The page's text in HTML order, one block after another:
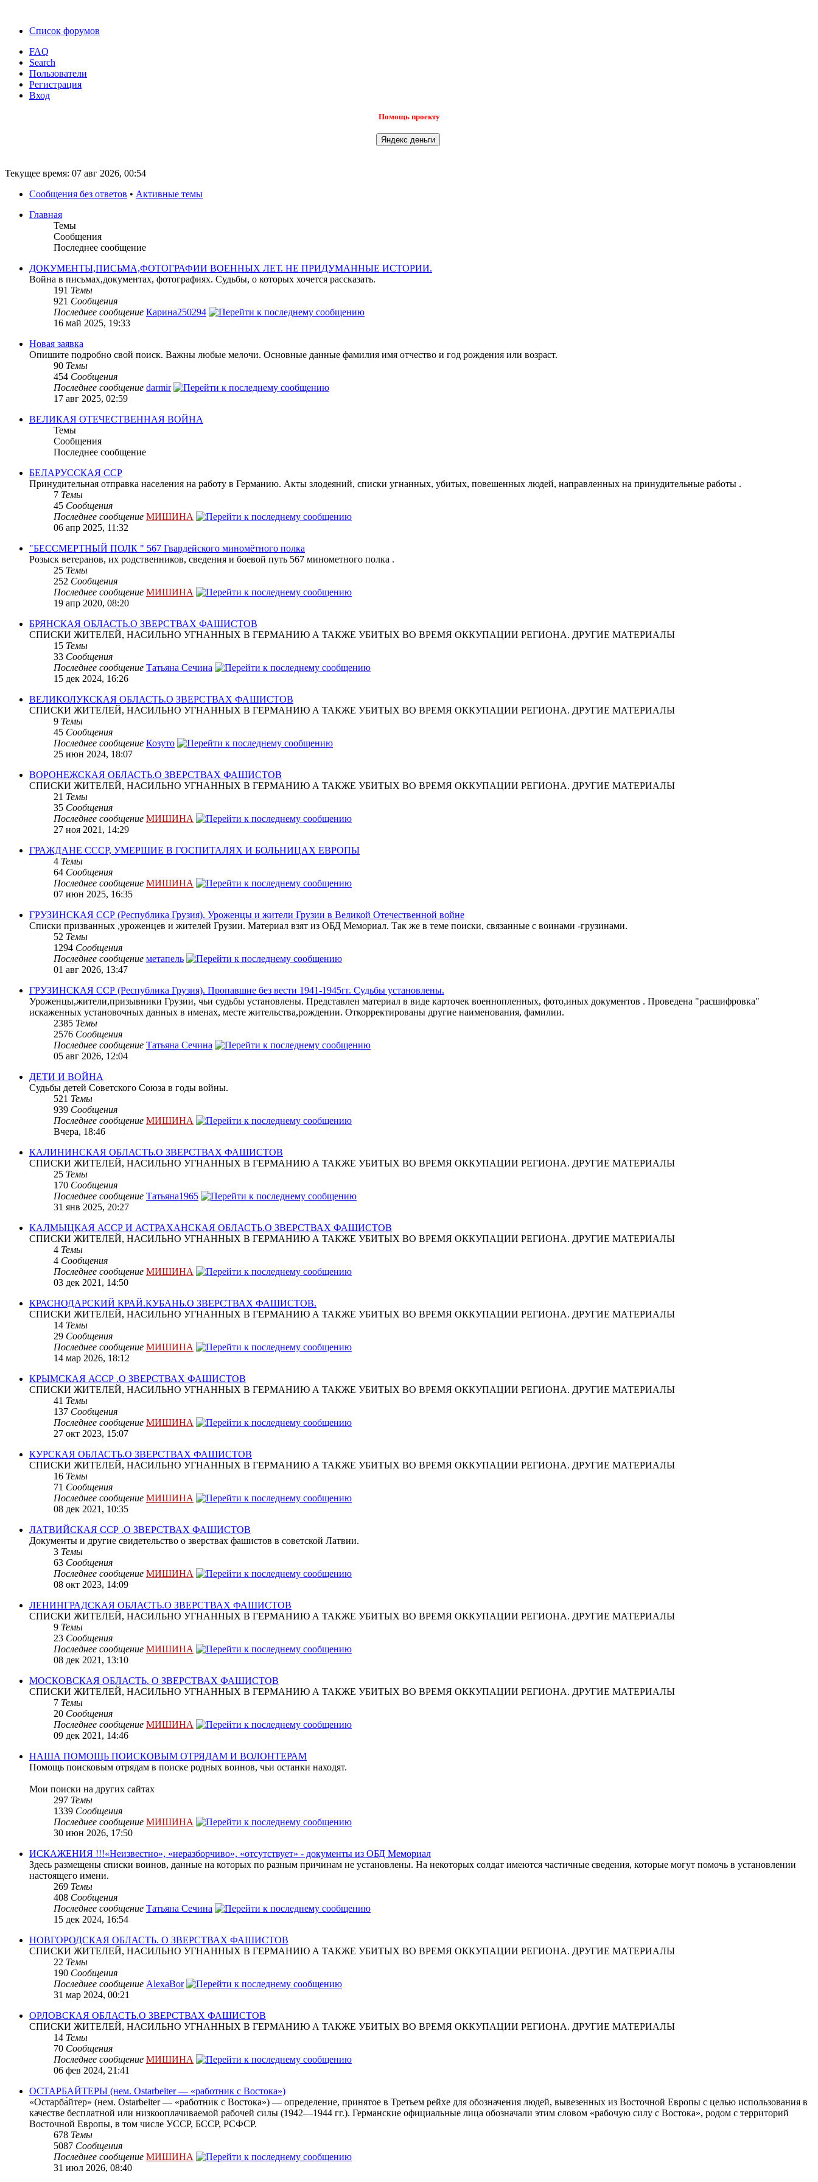
Список форумов
FAQ
Search
Пользователи
Регистрация
Вход
Помощь проекту
Текущее время: 07 авг 2026, 00:54
Сообщения без ответов • Активные темы
Главная
Темы
Сообщения
Последнее сообщение
ДОКУМЕНТЫ,ПИСЬМА,ФОТОГРАФИИ ВОЕННЫХ ЛЕТ. НЕ ПРИДУМАННЫЕ ИСТОРИИ.
Война в письмах,документах, фотографиях. Судьбы, о которых хочется рассказать.
191 Темы
921 Сообщения
Последнее сообщение Карина250294
16 май 2025, 19:33
Новая заявка
Опишите подробно свой поиск. Важны любые мелочи. Основные данные фамилия имя отчество и год рождения или возраст.
90 Темы
454 Сообщения
Последнее сообщение darmir
17 авг 2025, 02:59
ВЕЛИКАЯ ОТЕЧЕСТВЕННАЯ ВОЙНА
Темы
Сообщения
Последнее сообщение
БЕЛАРУССКАЯ ССР
Принудительная отправка населения на работу в Германию. Акты злодеяний, списки угнанных, убитых, повешенных людей, направленных на принудительные работы .
7 Темы
45 Сообщения
Последнее сообщение МИШИНА
06 апр 2025, 11:32
"БЕССМЕРТНЫЙ ПОЛК " 567 Гвардейского миномётного полка
Розыск ветеранов, их родственников, сведения и боевой путь 567 минометного полка .
25 Темы
252 Сообщения
Последнее сообщение МИШИНА
19 апр 2020, 08:20
БРЯНСКАЯ ОБЛАСТЬ.О ЗВЕРСТВАХ ФАШИСТОВ
СПИСКИ ЖИТЕЛЕЙ, НАСИЛЬНО УГНАННЫХ В ГЕРМАНИЮ А ТАКЖЕ УБИТЫХ ВО ВРЕМЯ ОККУПАЦИИ РЕГИОНА. ДРУГИЕ МАТЕРИАЛЫ
15 Темы
33 Сообщения
Последнее сообщение Татьяна Сечина
15 дек 2024, 16:26
ВЕЛИКОЛУКСКАЯ ОБЛАСТЬ.О ЗВЕРСТВАХ ФАШИСТОВ
СПИСКИ ЖИТЕЛЕЙ, НАСИЛЬНО УГНАННЫХ В ГЕРМАНИЮ А ТАКЖЕ УБИТЫХ ВО ВРЕМЯ ОККУПАЦИИ РЕГИОНА. ДРУГИЕ МАТЕРИАЛЫ
9 Темы
45 Сообщения
Последнее сообщение Козуто
25 июн 2024, 18:07
ВОРОНЕЖСКАЯ ОБЛАСТЬ.О ЗВЕРСТВАХ ФАШИСТОВ
СПИСКИ ЖИТЕЛЕЙ, НАСИЛЬНО УГНАННЫХ В ГЕРМАНИЮ А ТАКЖЕ УБИТЫХ ВО ВРЕМЯ ОККУПАЦИИ РЕГИОНА. ДРУГИЕ МАТЕРИАЛЫ
21 Темы
35 Сообщения
Последнее сообщение МИШИНА
27 ноя 2021, 14:29
ГРАЖДАНЕ СССР, УМЕРШИЕ В ГОСПИТАЛЯХ И БОЛЬНИЦАХ ЕВРОПЫ
4 Темы
64 Сообщения
Последнее сообщение МИШИНА
07 июн 2025, 16:35
ГРУЗИНСКАЯ ССР (Республика Грузия). Уроженцы и жители Грузии в Великой Отечественной войне
Списки призванных ,уроженцев и жителей Грузии. Материал взят из ОБД Мемориал. Так же в теме поиски, связанные с воинами -грузинами.
52 Темы
1294 Сообщения
Последнее сообщение метапель
01 авг 2026, 13:47
ГРУЗИНСКАЯ ССР (Республика Грузия). Пропавшие без вести 1941-1945гг. Судьбы установлены.
Уроженцы,жители,призывники Грузии, чьи судьбы установлены. Представлен материал в виде карточек военнопленных, фото,иных документов . Проведена "расшифровка"
искаженных установочных данных в именах, месте жительства,рождении. Откорректированы другие наименования, фамилии.
2385 Темы
2576 Сообщения
Последнее сообщение Татьяна Сечина
05 авг 2026, 12:04
ДЕТИ И ВОЙНА
Судьбы детей Советского Союза в годы войны.
521 Темы
939 Сообщения
Последнее сообщение МИШИНА
Вчера, 18:46
КАЛИНИНСКАЯ ОБЛАСТЬ.О ЗВЕРСТВАХ ФАШИСТОВ
СПИСКИ ЖИТЕЛЕЙ, НАСИЛЬНО УГНАННЫХ В ГЕРМАНИЮ А ТАКЖЕ УБИТЫХ ВО ВРЕМЯ ОККУПАЦИИ РЕГИОНА. ДРУГИЕ МАТЕРИАЛЫ
25 Темы
170 Сообщения
Последнее сообщение Татьяна1965
31 янв 2025, 20:27
КАЛМЫЦКАЯ АССР И АСТРАХАНСКАЯ ОБЛАСТЬ.О ЗВЕРСТВАХ ФАШИСТОВ
СПИСКИ ЖИТЕЛЕЙ, НАСИЛЬНО УГНАННЫХ В ГЕРМАНИЮ А ТАКЖЕ УБИТЫХ ВО ВРЕМЯ ОККУПАЦИИ РЕГИОНА. ДРУГИЕ МАТЕРИАЛЫ
4 Темы
4 Сообщения
Последнее сообщение МИШИНА
03 дек 2021, 14:50
КРАСНОДАРСКИЙ КРАЙ.КУБАНЬ.О ЗВЕРСТВАХ ФАШИСТОВ.
СПИСКИ ЖИТЕЛЕЙ, НАСИЛЬНО УГНАННЫХ В ГЕРМАНИЮ А ТАКЖЕ УБИТЫХ ВО ВРЕМЯ ОККУПАЦИИ РЕГИОНА. ДРУГИЕ МАТЕРИАЛЫ
14 Темы
29 Сообщения
Последнее сообщение МИШИНА
14 мар 2026, 18:12
КРЫМСКАЯ АССР .О ЗВЕРСТВАХ ФАШИСТОВ
СПИСКИ ЖИТЕЛЕЙ, НАСИЛЬНО УГНАННЫХ В ГЕРМАНИЮ А ТАКЖЕ УБИТЫХ ВО ВРЕМЯ ОККУПАЦИИ РЕГИОНА. ДРУГИЕ МАТЕРИАЛЫ
41 Темы
137 Сообщения
Последнее сообщение МИШИНА
27 окт 2023, 15:07
КУРСКАЯ ОБЛАСТЬ.О ЗВЕРСТВАХ ФАШИСТОВ
СПИСКИ ЖИТЕЛЕЙ, НАСИЛЬНО УГНАННЫХ В ГЕРМАНИЮ А ТАКЖЕ УБИТЫХ ВО ВРЕМЯ ОККУПАЦИИ РЕГИОНА. ДРУГИЕ МАТЕРИАЛЫ
16 Темы
71 Сообщения
Последнее сообщение МИШИНА
08 дек 2021, 10:35
ЛАТВИЙСКАЯ ССР .О ЗВЕРСТВАХ ФАШИСТОВ
Документы и другие свидетельство о зверствах фашистов в советской Латвии.
3 Темы
63 Сообщения
Последнее сообщение МИШИНА
08 окт 2023, 14:09
ЛЕНИНГРАДСКАЯ ОБЛАСТЬ.О ЗВЕРСТВАХ ФАШИСТОВ
СПИСКИ ЖИТЕЛЕЙ, НАСИЛЬНО УГНАННЫХ В ГЕРМАНИЮ А ТАКЖЕ УБИТЫХ ВО ВРЕМЯ ОККУПАЦИИ РЕГИОНА. ДРУГИЕ МАТЕРИАЛЫ
9 Темы
23 Сообщения
Последнее сообщение МИШИНА
08 дек 2021, 13:10
МОСКОВСКАЯ ОБЛАСТЬ. О ЗВЕРСТВАХ ФАШИСТОВ
СПИСКИ ЖИТЕЛЕЙ, НАСИЛЬНО УГНАННЫХ В ГЕРМАНИЮ А ТАКЖЕ УБИТЫХ ВО ВРЕМЯ ОККУПАЦИИ РЕГИОНА. ДРУГИЕ МАТЕРИАЛЫ
7 Темы
20 Сообщения
Последнее сообщение МИШИНА
09 дек 2021, 14:46
НАША ПОМОЩЬ ПОИСКОВЫМ ОТРЯДАМ И ВОЛОНТЕРАМ
Помощь поисковым отрядам в поиске родных воинов, чьи останки находят.
Мои поиски на других сайтах
297 Темы
1339 Сообщения
Последнее сообщение МИШИНА
30 июн 2026, 17:50
ИСКАЖЕНИЯ !!!«Неизвестно», «неразборчиво», «отсутствует» - документы из ОБД Мемориал
Здесь размещены списки воинов, данные на которых по разным причинам не установлены. На некоторых солдат имеются частичные сведения, которые могут помочь в установлении
настоящего имени.
269 Темы
408 Сообщения
Последнее сообщение Татьяна Сечина
15 дек 2024, 16:54
НОВГОРОДСКАЯ ОБЛАСТЬ. О ЗВЕРСТВАХ ФАШИСТОВ
СПИСКИ ЖИТЕЛЕЙ, НАСИЛЬНО УГНАННЫХ В ГЕРМАНИЮ А ТАКЖЕ УБИТЫХ ВО ВРЕМЯ ОККУПАЦИИ РЕГИОНА. ДРУГИЕ МАТЕРИАЛЫ
22 Темы
190 Сообщения
Последнее сообщение AlexaBor
31 мар 2024, 00:21
ОРЛОВСКАЯ ОБЛАСТЬ.О ЗВЕРСТВАХ ФАШИСТОВ
СПИСКИ ЖИТЕЛЕЙ, НАСИЛЬНО УГНАННЫХ В ГЕРМАНИЮ А ТАКЖЕ УБИТЫХ ВО ВРЕМЯ ОККУПАЦИИ РЕГИОНА. ДРУГИЕ МАТЕРИАЛЫ
14 Темы
70 Сообщения
Последнее сообщение МИШИНА
06 фев 2024, 21:41
ОСТАРБАЙТЕРЫ (нем. Ostarbeiter — «работник с Востока»)
«Остарба́йтер» (нем. Ostarbeiter — «работник с Востока») — определение, принятое в Третьем рейхе для обозначения людей, вывезенных из Восточной Европы с целью использования в
качестве бесплатной или низкооплачиваемой рабочей силы (1942—1944 гг.). Германские официальные лица обозначали этим словом «рабочую силу с Востока», родом с территорий
Восточной Европы, в том числе УССР, БССР, РСФСР.
678 Темы
5087 Сообщения
Последнее сообщение МИШИНА
31 июл 2026, 08:40